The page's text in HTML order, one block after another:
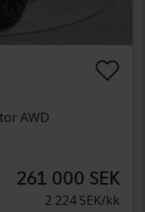
AWD
261 000 SEK
2 224 SEK/kk